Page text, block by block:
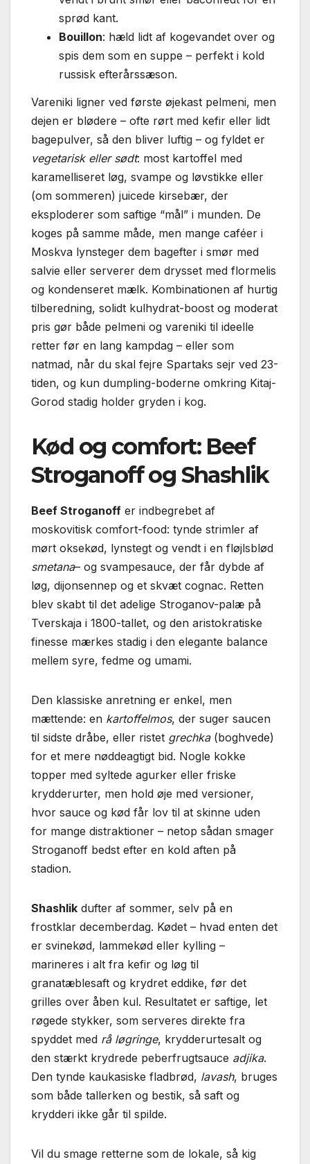
sprød kant.
Bouillon: hæld lidt af kogevandet over og
spis dem som en suppe – perfekt i kold
russisk efterårssæson.
Vareniki ligner ved første øjekast pelmeni, men
dejen er blødere – ofte rørt med kefir eller lidt
bagepulver, så den bliver luftig – og fyldet er
vegetarisk eller sødt: most kartoffel med
karamelliseret løg, svampe og løvstikke eller
(om sommeren) juicede kirsebær, der
eksploderer som saftige “mål” i munden. De
koges på samme måde, men mange caféer i
Moskva lynsteger dem bagefter i smør med
salvie eller serverer dem drysset med flormelis
og kondenseret mælk. Kombinationen af hurtig
tilberedning, solidt kulhydrat-boost og moderat
pris gør både pelmeni og vareniki til ideelle
retter før en lang kampdag – eller som
natmad, når du skal fejre Spartaks sejr ved 23-
tiden, og kun dumpling-boderne omkring Kitaj-
Gorod stadig holder gryden i kog.
Kød og comfort: Beef
Stroganoff og Shashlik
Beef Stroganoff er indbegrebet af
moskovitisk comfort-food: tynde strimler af
mørt oksekød, lynstegt og vendt i en fløjlsblød
smetana– og svampesauce, der får dybde af
løg, dijonsennep og et skvæt cognac. Retten
blev skabt til det adelige Stroganov-palæ på
Tverskaja i 1800-tallet, og den aristokratiske
finesse mærkes stadig i den elegante balance
mellem syre, fedme og umami.
Den klassiske anretning er enkel, men
mættende: en kartoffelmos, der suger saucen
til sidste dråbe, eller ristet grechka(boghvede)
for et mere nøddeagtigt bid. Nogle kokke
topper med syltede agurker eller friske
krydderurter, men hold øje med versioner,
hvor sauce og kød får lov til at skinne uden
for mange distraktioner – netop sådan smager
Stroganoff bedst efter en kold aften på
stadion.
Shashlik dufter af sommer, selv på en
frostklar decemberdag. Kødet – hvad enten det
er svinekød, lammekød eller kylling –
marineres i alt fra kefir og løg til
granatæblesaft og krydret eddike, før det
grilles over åben kul. Resultatet er saftige, let
røgede stykker, som serveres direkte fra
spyddet med rå løgringe, krydderurtesalt og
den stærkt krydrede peberfrugtsauce adjika.
Den tynde kaukasiske fladbrød, lavash, bruges
som både tallerken og bestik, så saft og
krydderi ikke går til spilde.
Vil du smage retterne som de lokale, så kig